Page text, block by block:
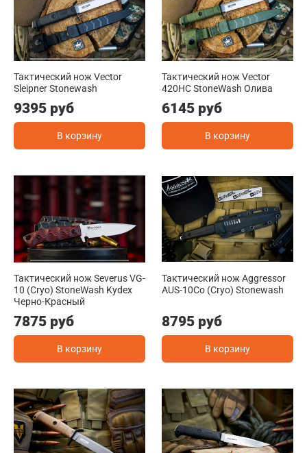
Тактический нож Vector
Sleipner Stonewash
9395 руб
В корзину
Тактический нож Vector
420HC StoneWash Олива
6145 руб
В корзину
Тактический нож Severus VG-
10 (Cryo) StoneWash Kydex
Черно-Красный
7875 руб
В корзину
Тактический нож Aggressor
AUS-10Co (Cryo) Stonewash
8795 руб
В корзину